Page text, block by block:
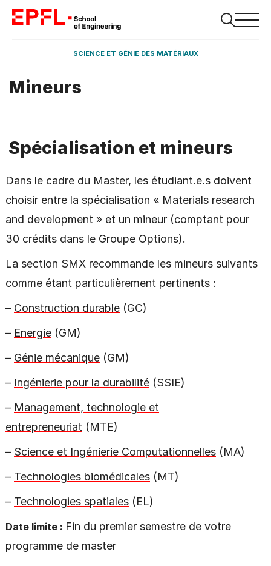
SCIENCE ET GÉNIE DES MATÉRIAUX
Mineurs
Spécialisation et mineurs
Dans le cadre du Master, les étudiant.e.s doivent
choisir entre la spécialisation « Materials research
and development » et un mineur (comptant pour
30 crédits dans le Groupe Options).
La section SMX recommande les mineurs suivants
comme étant particulièrement pertinents :
– Construction durable (GC)
– Energie (GM)
– Génie mécanique (GM)
– Ingénierie pour la durabilité (SSIE)
– Management, technologie et
entrepreneuriat (MTE)
– Science et Ingénierie Computationnelles (MA)
– Technologies biomédicales (MT)
– Technologies spatiales (EL)
Date limite : Fin du premier semestre de votre
programme de master